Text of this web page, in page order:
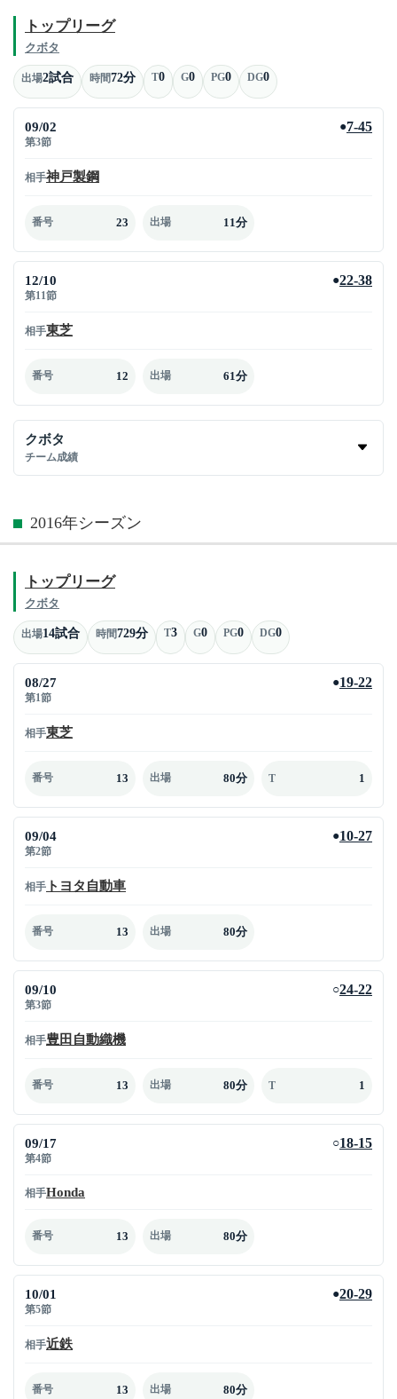
トップリーグ
クボタ
出場2試合 時間72分 T0 G0 PG0 DG0
09/02
第3節
●7-45
相手神戸製鋼
番号 23 出場 11分
12/10
第11節
●22-38
相手東芝
番号 12 出場 61分
クボタ
チーム成績
2016年シーズン
トップリーグ
クボタ
出場14試合 時間729分 T3 G0 PG0 DG0
08/27
第1節
●19-22
相手東芝
番号 13 出場 80分 T 1
09/04
第2節
●10-27
相手 トヨタ自動車
番号 13 出場 80分
09/10
第3節
○24-22
相手豊田自動織機
番号 13 出場 80分 T 1
09/17
第4節
○18-15
相手Honda
番号 13 出場 80分
10/01
第5節
●20-29
相手近鉄
番号 13 出場 80分